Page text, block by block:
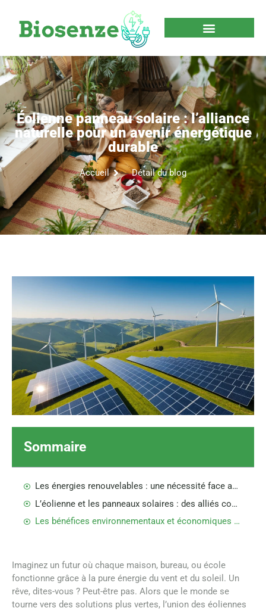
Éolienne panneau solaire : l’alliance
naturelle pour un avenir énergétique
durable
Accueil Détail du blog
Sommaire
Les énergies renouvelables : une nécessité face aux enjeux environnementaux
L’éolienne et les panneaux solaires : des alliés complémentaires
Les bénéfices environnementaux et économiques de l’alliance éolienne solaire
Imaginez un futur où chaque maison, bureau, ou école
fonctionne grâce à la pure énergie du vent et du soleil. Un
rêve, dites-vous ? Peut-être pas. Alors que le monde se
tourne vers des solutions plus vertes, l’union des éoliennes